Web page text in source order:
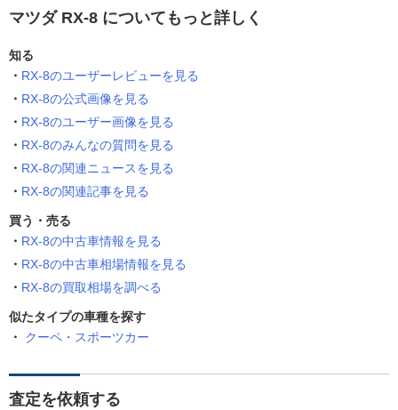
マツダ RX-8 についてもっと詳しく
知る
RX-8のユーザーレビューを見る
RX-8の公式画像を見る
RX-8のユーザー画像を見る
RX-8のみんなの質問を見る
RX-8の関連ニュースを見る
RX-8の関連記事を見る
買う・売る
RX-8の中古車情報を見る
RX-8の中古車相場情報を見る
RX-8の買取相場を調べる
似たタイプの車種を探す
クーペ・スポーツカー
査定を依頼する